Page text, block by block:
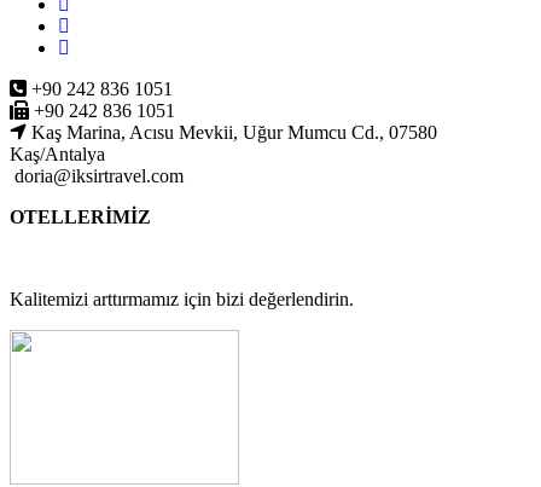
+90 242 836 1051
+90 242 836 1051
Kaş Marina, Acısu Mevkii, Uğur Mumcu Cd., 07580
Kaş/Antalya
doria@iksirtravel.com
OTELLERİMİZ
Kalitemizi arttırmamız için bizi değerlendirin.